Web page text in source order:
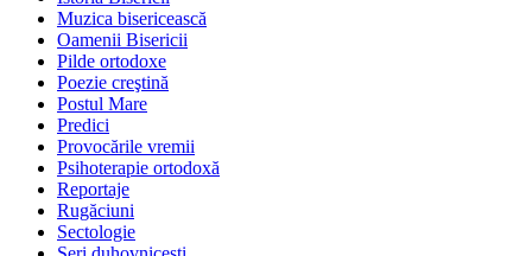
Muzica bisericească
Oamenii Bisericii
Pilde ortodoxe
Poezie creştină
Postul Mare
Predici
Provocările vremii
Psihoterapie ortodoxă
Reportaje
Rugăciuni
Sectologie